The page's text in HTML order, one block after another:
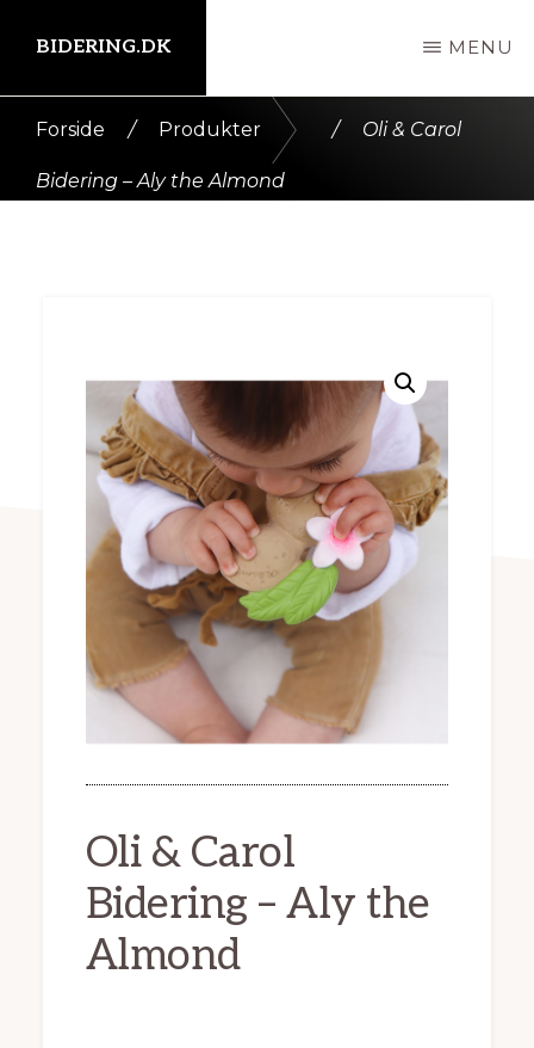
indhold
BIDERING.DK MENU
Forside / Produkter / Oli & Carol
Bidering – Aly the Almond
Oli & Carol
Bidering – Aly the
Almond